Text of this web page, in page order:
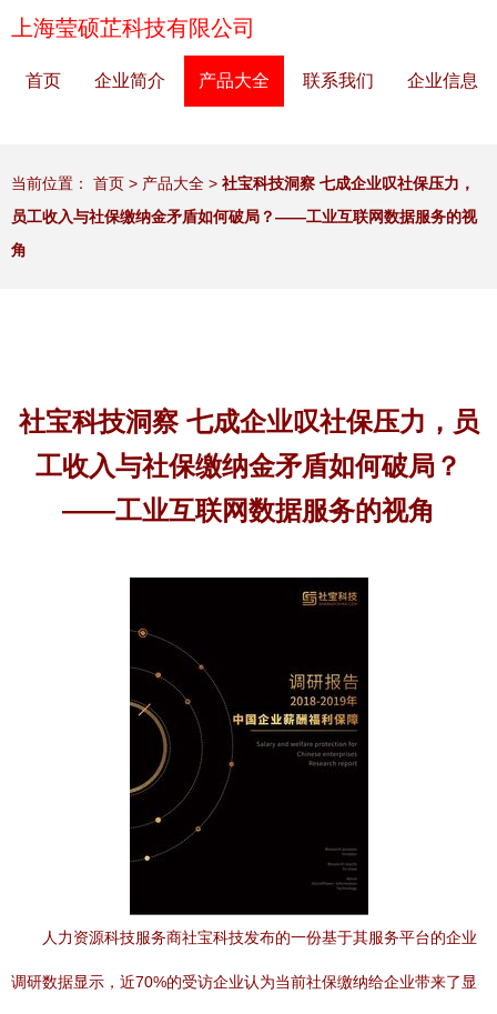
上海莹硕芷科技有限公司
首页 企业简介 产品大全 联系我们 企业信息
当前位置： 首页 > 产品大全 > 社宝科技洞察 七成企业叹社保压力，
员工收入与社保缴纳金矛盾如何破局？——工业互联网数据服务的视
角
社宝科技洞察 七成企业叹社保压力，员
工收入与社保缴纳金矛盾如何破局？
——工业互联网数据服务的视角
人力资源科技服务商社宝科技发布的一份基于其服务平台的企业
调研数据显示，近70%的受访企业认为当前社保缴纳给企业带来了显